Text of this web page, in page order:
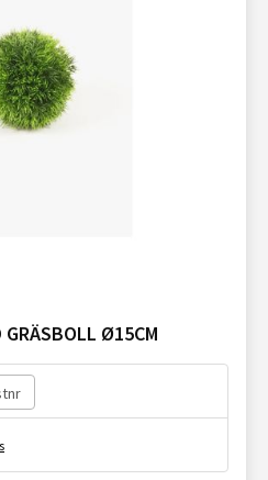
GRÄSBOLL Ø15CM